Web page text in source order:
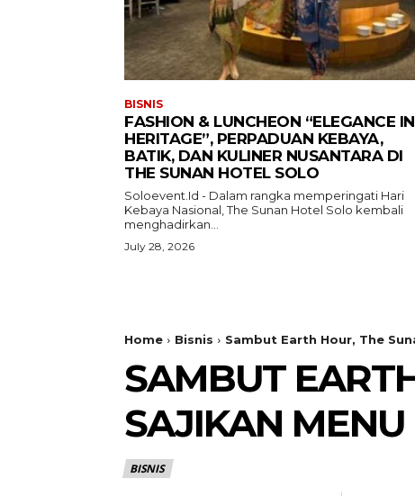
BISNIS
FASHION & LUNCHEON “ELEGANCE IN
HERITAGE”, PERPADUAN KEBAYA,
BATIK, DAN KULINER NUSANTARA DI
THE SUNAN HOTEL SOLO
Soloevent.Id - Dalam rangka memperingati Hari
Kebaya Nasional, The Sunan Hotel Solo kembali
menghadirkan...
July 28, 2026